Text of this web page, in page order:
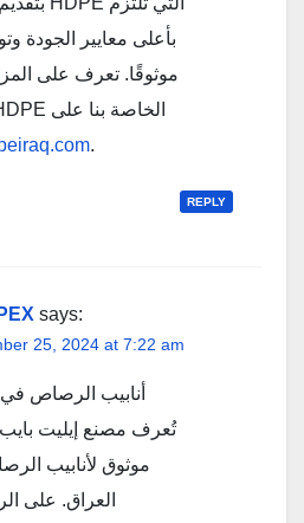
بأعلى معايير الجودة
موثوقًا. تعرف على
حلول HDPE الخاصة بنا على
.
REPLY
أنابيب PEX says:
25, 2024 at 7:22 am
أنابيب الرصاص في
تُعرف مصنع إيليت
موثوق لأنابيب
العراق. على